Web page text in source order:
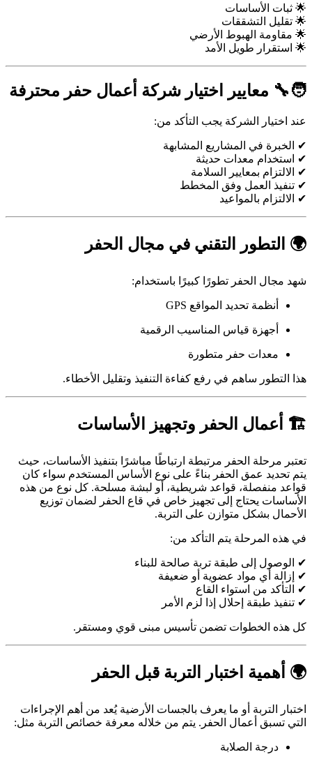
🌟 ثبات الأساسات
🌟 تقليل التشققات
🌟 مقاومة الهبوط الأرضي
🌟 استقرار طويل الأمد
🧑‍🔧 معايير اختيار شركة أعمال حفر محترفة
عند اختيار الشركة يجب التأكد من:
✔ الخبرة في المشاريع المشابهة
✔ استخدام معدات حديثة
✔ الالتزام بمعايير السلامة
✔ تنفيذ العمل وفق المخطط
✔ الالتزام بالمواعيد
🌍 التطور التقني في مجال الحفر
شهد مجال الحفر تطورًا كبيرًا باستخدام:
أنظمة تحديد المواقع GPS
أجهزة قياس المناسيب الرقمية
معدات حفر متطورة
هذا التطور ساهم في رفع كفاءة التنفيذ وتقليل الأخطاء.
🏗 أعمال الحفر وتجهيز الأساسات
تعتبر مرحلة الحفر مرتبطة ارتباطًا مباشرًا بتنفيذ الأساسات، حيث
يتم تحديد عمق الحفر بناءً على نوع الأساس المستخدم سواء كان
قواعد منفصلة، قواعد شريطية، أو لبشة مسلحة. كل نوع من هذه
الأساسات يحتاج إلى تجهيز خاص في قاع الحفر لضمان توزيع
الأحمال بشكل متوازن على التربة.
في هذه المرحلة يتم التأكد من:
✔ الوصول إلى طبقة تربة صالحة للبناء
✔ إزالة أي مواد عضوية أو ضعيفة
✔ التأكد من استواء القاع
✔ تنفيذ طبقة إحلال إذا لزم الأمر
كل هذه الخطوات تضمن تأسيس مبنى قوي ومستقر.
🌍 أهمية اختبار التربة قبل الحفر
اختبار التربة أو ما يعرف بالجسات الأرضية يُعد من أهم الإجراءات
التي تسبق أعمال الحفر. يتم من خلاله معرفة خصائص التربة مثل:
درجة الصلابة